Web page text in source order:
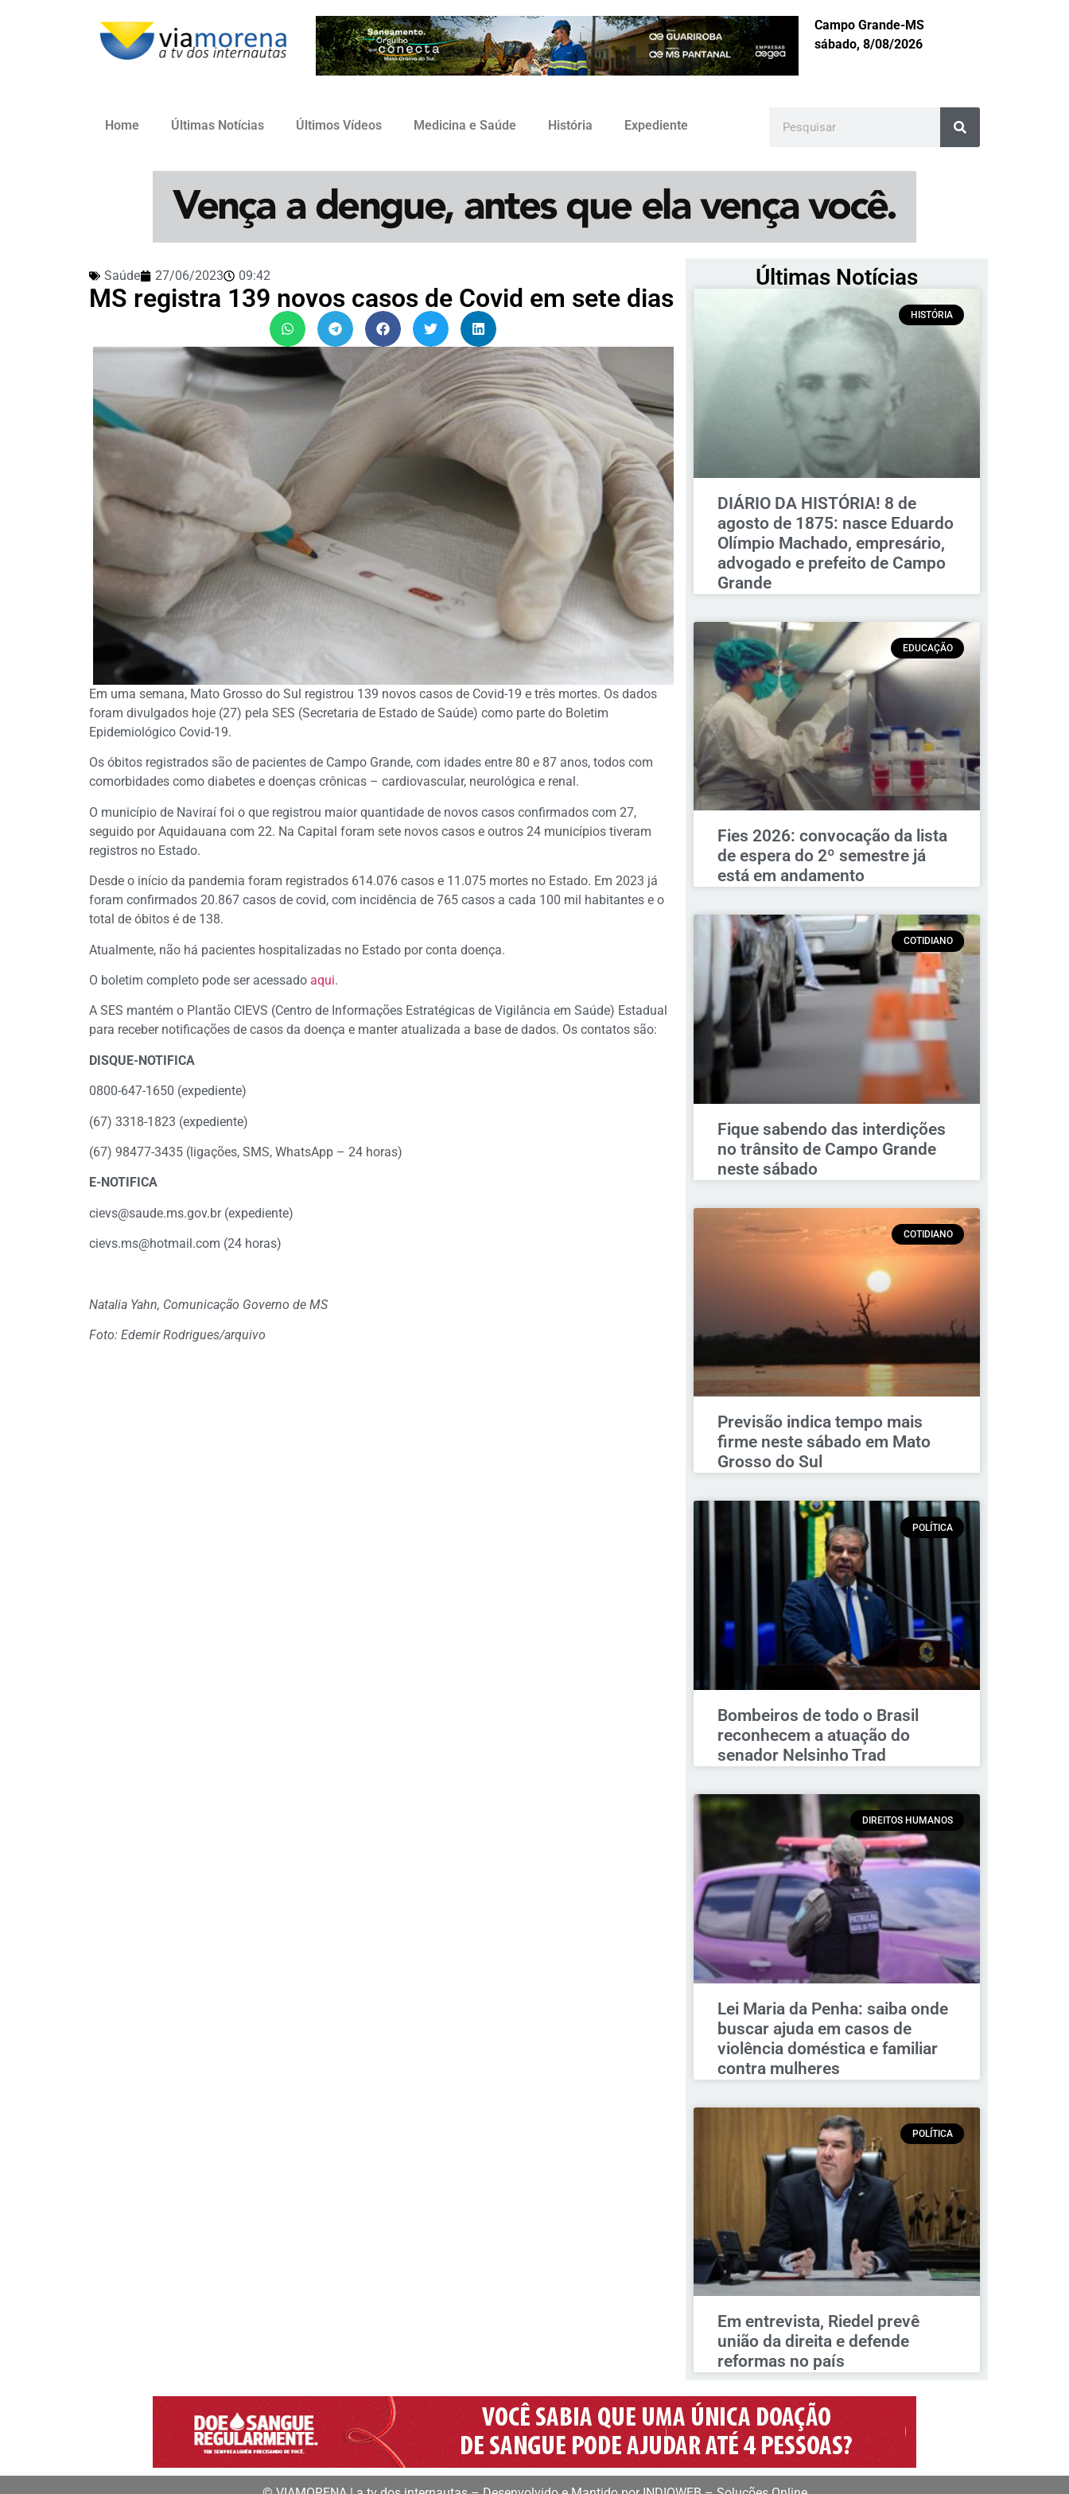
Campo Grande-MS
sábado, 8/08/2026
Home Últimas Notícias Últimos Vídeos Medicina e Saúde História Expediente
Saúde 27/06/2023 09:42
MS registra 139 novos casos de Covid em sete dias
Em uma semana, Mato Grosso do Sul registrou 139 novos casos de Covid-19 e três mortes. Os dados
foram divulgados hoje (27) pela SES (Secretaria de Estado de Saúde) como parte do Boletim
Epidemiológico Covid-19.
Os óbitos registrados são de pacientes de Campo Grande, com idades entre 80 e 87 anos, todos com
comorbidades como diabetes e doenças crônicas – cardiovascular, neurológica e renal.
O município de Naviraí foi o que registrou maior quantidade de novos casos confirmados com 27,
seguido por Aquidauana com 22. Na Capital foram sete novos casos e outros 24 municípios tiveram
registros no Estado.
Desde o início da pandemia foram registrados 614.076 casos e 11.075 mortes no Estado. Em 2023 já
foram confirmados 20.867 casos de covid, com incidência de 765 casos a cada 100 mil habitantes e o
total de óbitos é de 138.
Atualmente, não há pacientes hospitalizadas no Estado por conta doença.
O boletim completo pode ser acessado aqui.
A SES mantém o Plantão CIEVS (Centro de Informações Estratégicas de Vigilância em Saúde) Estadual
para receber notificações de casos da doença e manter atualizada a base de dados. Os contatos são:
DISQUE-NOTIFICA
0800-647-1650 (expediente)
(67) 3318-1823 (expediente)
(67) 98477-3435 (ligações, SMS, WhatsApp – 24 horas)
E-NOTIFICA
cievs@saude.ms.gov.br(expediente)
cievs.ms@hotmail.com (24 horas)
Natalia Yahn, Comunicação Governo de MS
Foto: Edemir Rodrigues/arquivo
Últimas Notícias
HISTÓRIA
DIÁRIO DA HISTÓRIA! 8 de
agosto de 1875: nasce Eduardo
Olímpio Machado, empresário,
advogado e prefeito de Campo
Grande
EDUCAÇÃO
Fies 2026: convocação da lista
de espera do 2º semestre já
está em andamento
COTIDIANO
Fique sabendo das interdições
no trânsito de Campo Grande
neste sábado
COTIDIANO
Previsão indica tempo mais
firme neste sábado em Mato
Grosso do Sul
POLÍTICA
Bombeiros de todo o Brasil
reconhecem a atuação do
senador Nelsinho Trad
DIREITOS HUMANOS
Lei Maria da Penha: saiba onde
buscar ajuda em casos de
violência doméstica e familiar
contra mulheres
POLÍTICA
Em entrevista, Riedel prevê
união da direita e defende
reformas no país